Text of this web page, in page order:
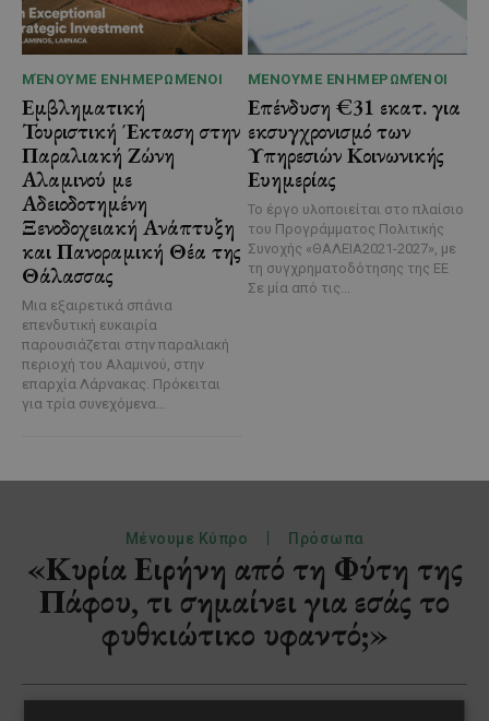
ΜΈΝΟΥΜΕ ΕΝΗΜΕΡΩΜΈΝΟΙ
Εμβληματική
Τουριστική Έκταση στην
Παραλιακή Ζώνη
Αλαμινού με
Αδειοδοτημένη
Ξενοδοχειακή Ανάπτυξη
και Πανοραμική Θέα της
Θάλασσας
Μια εξαιρετικά σπάνια
επενδυτική ευκαιρία
παρουσιάζεται στην παραλιακή
περιοχή του Αλαμινού, στην
επαρχία Λάρνακας. Πρόκειται
για τρία συνεχόμενα...
ΜΈΝΟΥΜΕ ΕΝΗΜΕΡΩΜΈΝΟΙ
Επένδυση €31 εκατ. για
εκσυγχρονισμό των
Υπηρεσιών Κοινωνικής
Ευημερίας
Το έργο υλοποιείται στο πλαίσιο
του Προγράμματος Πολιτικής
Συνοχής «ΘΑΛΕΙΑ2021-2027», με
τη συγχρηματοδότησης της ΕΕ
Σε μία από τις...